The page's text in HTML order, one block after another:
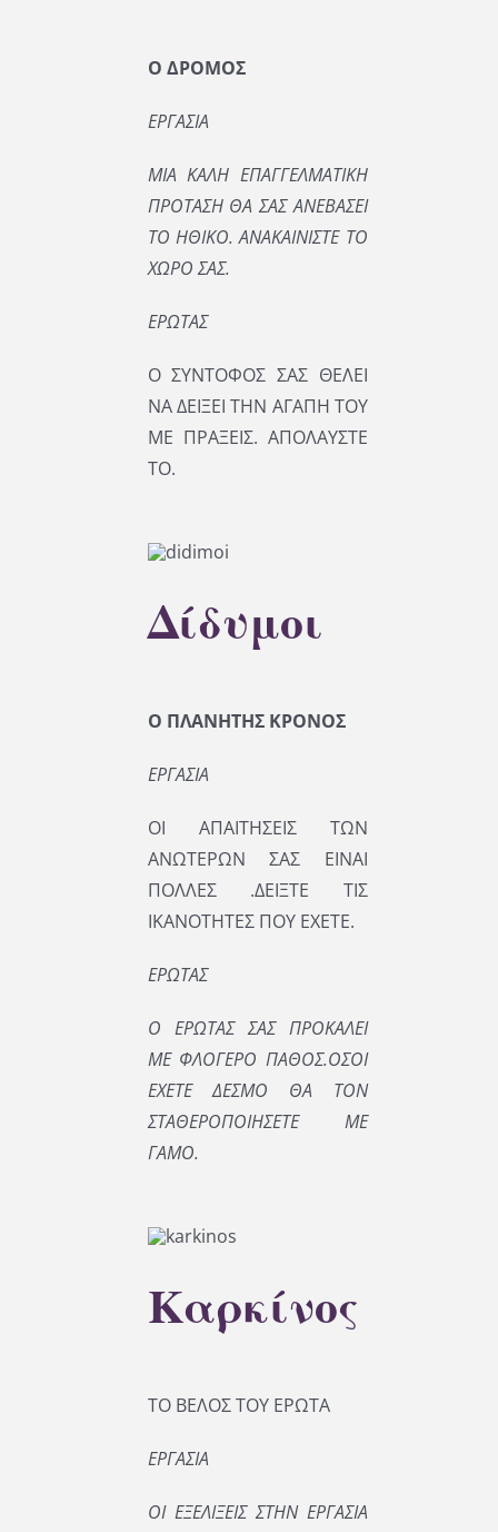
Ο ΔΡΟΜΟΣ
ΕΡΓΑΣΙΑ
ΜΙΑ ΚΑΛΗ ΕΠΑΓΓΕΛΜΑΤΙΚΗ
ΠΡΟΤΑΣΗ ΘΑ ΣΑΣ ΑΝΕΒΑΣΕΙ
ΤΟ ΗΘΙΚΟ. ΑΝΑΚΑΙΝΙΣΤΕ ΤΟ
ΧΩΡΟ ΣΑΣ.
ΕΡΩΤΑΣ
Ο ΣΥΝΤΟΦΟΣ ΣΑΣ ΘΕΛΕΙ
ΝΑ ΔΕΙΞΕΙ ΤΗΝ ΑΓΑΠΗ ΤΟΥ
ΜΕ ΠΡΑΞΕΙΣ. ΑΠΟΛΑΥΣΤΕ
ΤΟ.
Δίδυμοι
Ο ΠΛΑΝΗΤΗΣ ΚΡΟΝΟΣ
ΕΡΓΑΣΙΑ
ΟΙ ΑΠΑΙΤΗΣΕΙΣ ΤΩΝ
ΑΝΩΤΕΡΩΝ ΣΑΣ ΕΙΝΑΙ
ΠΟΛΛΕΣ .ΔΕΙΞΤΕ ΤΙΣ
ΙΚΑΝΟΤΗΤΕΣ ΠΟΥ ΕΧΕΤΕ.
ΕΡΩΤΑΣ
Ο ΕΡΩΤΑΣ ΣΑΣ ΠΡΟΚΑΛΕΙ
ΜΕ ΦΛΟΓΕΡΟ ΠΑΘΟΣ.ΟΣΟΙ
ΕΧΕΤΕ ΔΕΣΜΟ ΘΑ ΤΟΝ
ΣΤΑΘΕΡΟΠΟΙΗΣΕΤΕ ΜΕ
ΓΑΜΟ.
Καρκίνος
ΤΟ ΒΕΛΟΣ ΤΟΥ ΕΡΩΤΑ
ΕΡΓΑΣΙΑ
ΟΙ ΕΞΕΛΙΞΕΙΣ ΣΤΗΝ ΕΡΓΑΣΙΑ